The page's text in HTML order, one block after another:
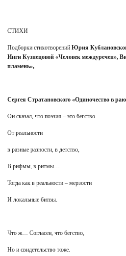
СТИХИ
Подборки стихотворений Юрия
Инги Кузнецовой «Человек междуречен»,
пламень»,
Сергея Стратановского «Одиночество в
Он сказал, что поэзия – это бегство
От реальности
в разные разности, в детство,
В рифмы, в ритмы…
Тогда как в реальности – мерзости
И локальные битвы.
Что ж… Согласен, что бегство,
Но и свидетельство тоже.